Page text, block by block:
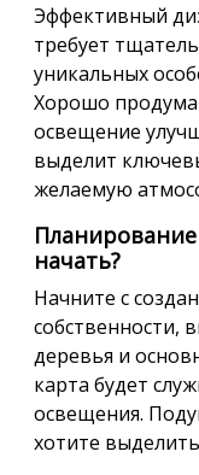
Эффективный
требует
уникальных
Хорошо
освещение
выделит
желаемую
начать?
Начните с
собственности,
деревья и
карта будет
освещения.
хотите